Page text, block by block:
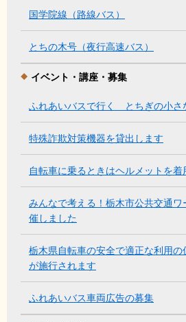
国学院線（路線バス）
とちの木号（夜行高速バス）
イベント・講座・募集
ふれあいバスで行く とちぎの小さ
特殊詐欺対策機器を貸出します
自転車に乗るときはヘルメットを着
みんなで考える！栃木市公共交通ワ
催しました
栃木県自転車の安全で適正な利用の
が施行されます
ふれあいバス車両広告の募集